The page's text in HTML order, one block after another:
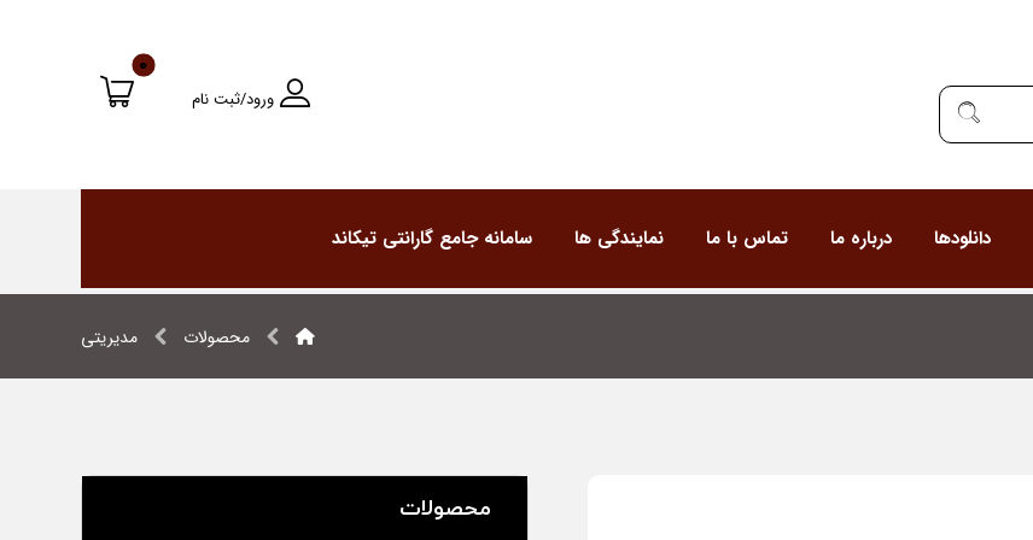
ورود/ثبت نام
دانلودها درباره ما تماس با ما نمایندگی ها سامانه جامع گارانتی تیکاند
محصولات مدیریتی
محصولات